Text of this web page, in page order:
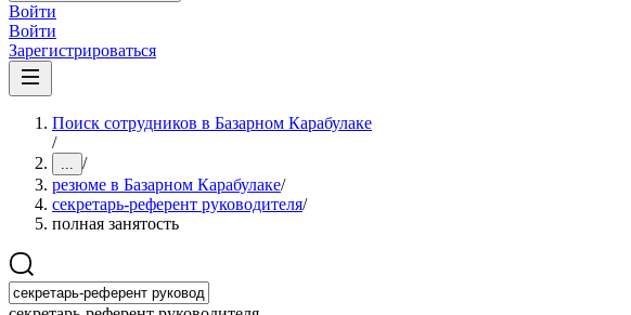
Войти
Войти
Зарегистрироваться
Поиск сотрудников в Базарном Карабулаке
/
... /
резюме в Базарном Карабулаке/
секретарь-референт руководителя/
полная занятость